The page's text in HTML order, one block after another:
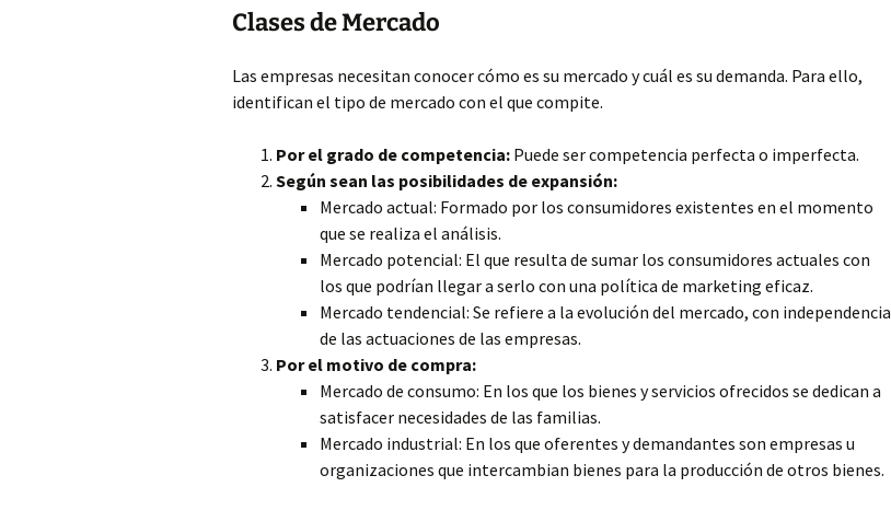
Clases de Mercado
Las empresas necesitan conocer cómo es su mercado y cuál es su demanda. Para ello,
identifican el tipo de mercado con el que compite.
Por el grado de competencia: Puede ser competencia perfecta o imperfecta.
Según sean las posibilidades de expansión:
Mercado actual: Formado por los consumidores existentes en el momento
que se realiza el análisis.
Mercado potencial: El que resulta de sumar los consumidores actuales con
los que podrían llegar a serlo con una política de marketing eficaz.
Mercado tendencial: Se refiere a la evolución del mercado, con independencia
de las actuaciones de las empresas.
Por el motivo de compra:
Mercado de consumo: En los que los bienes y servicios ofrecidos se dedican a
satisfacer necesidades de las familias.
Mercado industrial: En los que oferentes y demandantes son empresas u
organizaciones que intercambian bienes para la producción de otros bienes.